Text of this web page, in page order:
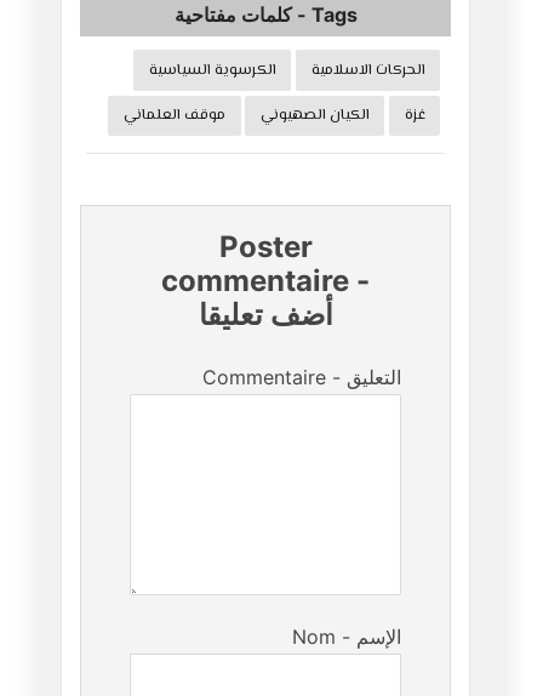
Tags
-كلمات مفتاحية
الحركات الاسلامية
الكرسوية السياسية
غزة
الكيان الصهيوني موقف العلماني
Poster
commentaire -
أضف تعليقا
Commentaire - التعليق
Nom - الإسم